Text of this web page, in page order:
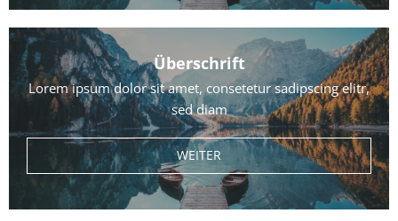
Überschrift
Lorem ipsum dolor sit amet, consetetur sadipscing elitr,
sed diam
WEITER